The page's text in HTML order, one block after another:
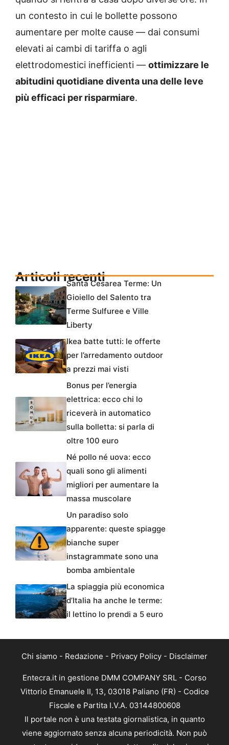
un contesto in cui le bollette possono
aumentare per molte cause — dai consumi
elevati ai cambi di tariffa o agli
elettrodomestici inefficienti — ottimizzare le
abitudini quotidiane diventa una delle leve
più efficaci per risparmiare.
Articoli recentiSanta Cesarea Terme: Un
Gioiello del Salento tra
Terme Sulfuree e Ville
Liberty
Ikea batte tutti: le offerte
per l’arredamento outdoor
a prezzi mai visti
Bonus per l’energia
elettrica: ecco chi lo
riceverà in automatico
sulla bolletta: si parla di
oltre 100 euro
Né pollo né uova: ecco
quali sono gli alimenti
migliori per aumentare la
massa muscolare
Un paradiso solo
apparente: queste spiagge
bianche super
instagrammate sono una
bomba ambientale
La spiaggia più economica
d’Italia ha anche le terme:
il lettino lo prendi a 5 euro
Chi siamo - Redazione - Privacy Policy - Disclaimer
Entecra.it in gestione DMM COMPANY SRL - Corso
Vittorio Emanuele II, 13, 03018 Paliano (FR) - Codice
Fiscale e Partita I.V.A. 03144800608
Il portale non è una testata giornalistica, in quanto
viene aggiornato senza alcuna periodicità. Non può